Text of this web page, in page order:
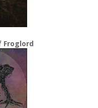
Froglord